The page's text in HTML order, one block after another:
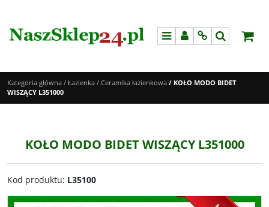
MenuPanelInfoSzukaj
Kategoria główna / Łazienka / Ceramika łazienkowa / KOŁO MODO BIDET
WISZĄCY L351000
KOŁO MODO BIDET WISZĄCY L351000
Kod produktu: L35100